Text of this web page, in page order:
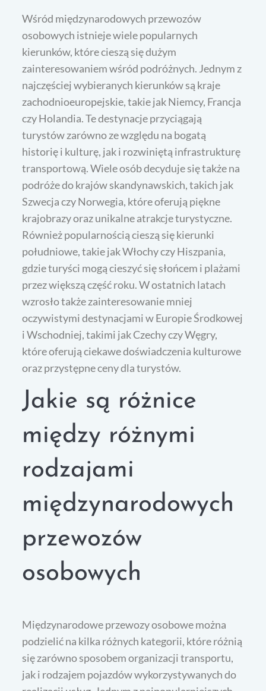
Wśród międzynarodowych przewozów
osobowych istnieje wiele popularnych
kierunków, które cieszą się dużym
zainteresowaniem wśród podróżnych. Jednym z
najczęściej wybieranych kierunków są kraje
zachodnioeuropejskie, takie jak Niemcy, Francja
czy Holandia. Te destynacje przyciągają
turystów zarówno ze względu na bogatą
historię i kulturę, jak i rozwiniętą infrastrukturę
transportową. Wiele osób decyduje się także na
podróże do krajów skandynawskich, takich jak
Szwecja czy Norwegia, które oferują piękne
krajobrazy oraz unikalne atrakcje turystyczne.
Również popularnością cieszą się kierunki
południowe, takie jak Włochy czy Hiszpania,
gdzie turyści mogą cieszyć się słońcem i plażami
przez większą część roku. W ostatnich latach
wzrosło także zainteresowanie mniej
oczywistymi destynacjami w Europie Środkowej
i Wschodniej, takimi jak Czechy czy Węgry,
które oferują ciekawe doświadczenia kulturowe
oraz przystępne ceny dla turystów.
Jakie są różnice
między różnymi
rodzajami
międzynarodowych
przewozów
osobowych
Międzynarodowe przewozy osobowe można
podzielić na kilka różnych kategorii, które różnią
się zarówno sposobem organizacji transportu,
jak i rodzajem pojazdów wykorzystywanych do